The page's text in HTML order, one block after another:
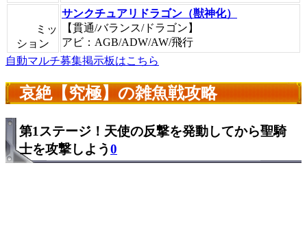
ミッ
ション
サンクチュアリドラゴン（獣神化）
【貫通/バランス/ドラゴン】
アビ：AGB/ADW/AW/飛行
自動マルチ募集掲示板はこちら
哀絶【究極】の雑魚戦攻略
第1ステージ！天使の反撃を発動してから聖騎
士を攻撃しよう0